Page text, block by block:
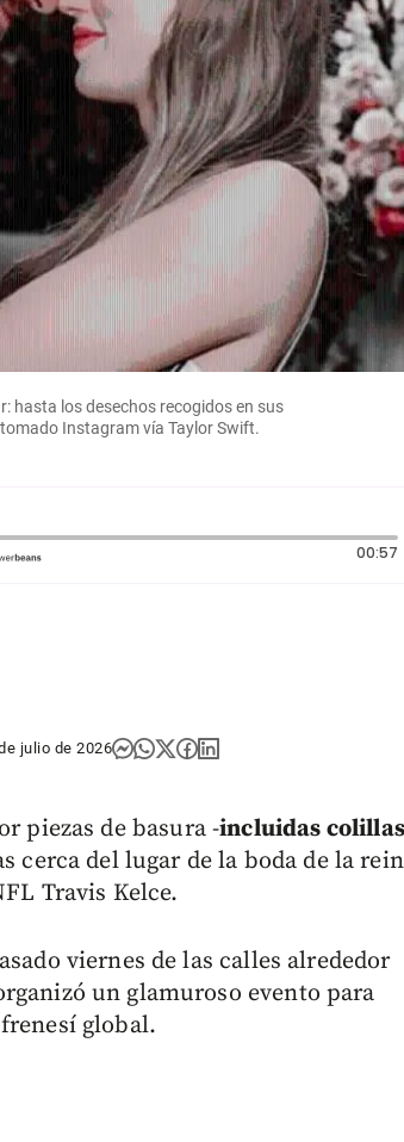
hasta los desechos recogidos en sus
Instagram vía Taylor Swift.
00:57
julio de 2026
piezas de basura -incluidas colillas
cerca del lugar de la boda de la
Travis Kelce.
viernes de las calles alrededor
un glamuroso evento para
global.